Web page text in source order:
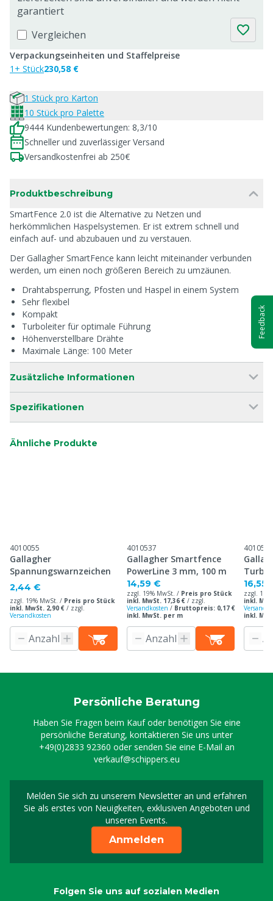
garantiert
Vergleichen
Verpackungseinheiten und Staffelpreise
1+ Stück230,58 €
1 Stück pro Karton
10 Stück pro Palette
9444 Kundenbewertungen: 8,3/10
Schneller und zuverlässiger Versand
Versandkostenfrei ab 250€
Produktbeschreibung
SmartFence 2.0 ist die Alternative zu Netzen und
herkömmlichen Haspelsystemen. Er ist extrem schnell und
einfach auf- und abzubauen und zu verstauen.
Der Gallagher SmartFence kann leicht miteinander verbunden
werden, um einen noch größeren Bereich zu umzäunen.
Drahtabsperrung, Pfosten und Haspel in einem System
Sehr flexibel
Kompakt
Turboleiter für optimale Führung
Höhenverstellbare Drähte
Maximale Länge: 100 Meter
Zusätzliche Informationen
Spezifikationen
Ähnliche Produkte
4010055
Gallagher
Spannungswarnzeichen
2,44 €
zzgl. 19% MwSt. / Preis pro Stück
inkl. MwSt. 2,90 € / zzgl.
Versandkosten
4010537
Gallagher Smartfence
PowerLine 3 mm, 100 m
14,59 €
zzgl. 19% MwSt. / Preis pro Stück
inkl. MwSt. 17,36 € / zzgl.
Versandkosten / Bruttopreis: 0,17 €
inkl. MwSt. per m
4010538
16,55
zzgl.
inkl.
inkl.
Persönliche Beratung
Haben Sie Fragen beim Kauf oder benötigen Sie eine
persönliche Beratung, kontaktieren Sie uns unter
+49(0)2833 92360 oder senden Sie eine E-Mail an
verkauf@schippers.eu
Melden Sie sich zu unserem Newsletter an und erfahren
Sie als erstes von Neuigkeiten, exklusiven Angeboten und
unseren Events.
Melden Sie sich für
Anmelden
Folgen Sie uns auf sozialen Medien
Feedback